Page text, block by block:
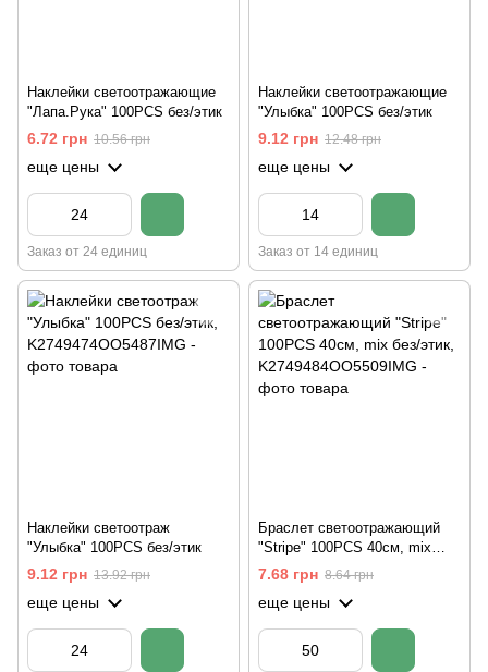
Наклейки светоотражающие
"Лапа.Рука" 100PCS без/этик
6.72 грн 10.56 грн
еще цены
Заказ от 24 единиц
Наклейки светоотражающие
"Улыбка" 100PCS без/этик
9.12 грн 12.48 грн
еще цены
Заказ от 14 единиц
Наклейки светоотраж
"Улыбка" 100PCS без/этик
9.12 грн 13.92 грн
еще цены
Браслет светоотражающий
"Stripe" 100PCS 40см, mix
без/этик
7.68 грн 8.64 грн
еще цены